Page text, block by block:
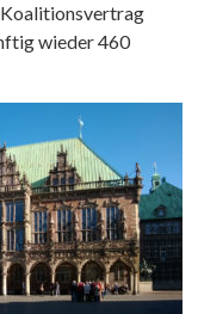
Koalitionsvertrag
wieder 460